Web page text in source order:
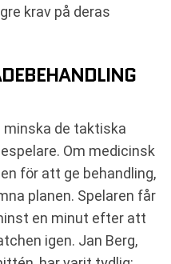
krav på deras
de taktiska
Om medicinsk
för att ge behandling,
planen. Spelaren får
en minut efter att
igen. Jan Berg,